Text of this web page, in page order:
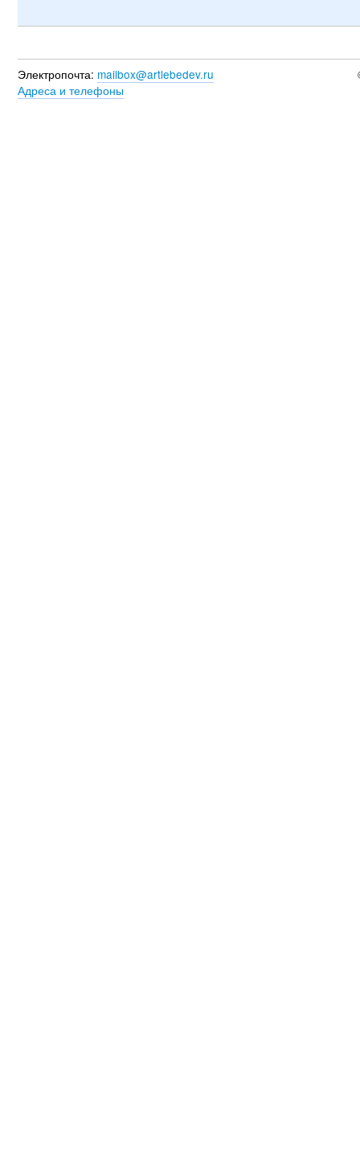
Электропочта: mailbox@artlebedev.ru
Адреса и телефоны